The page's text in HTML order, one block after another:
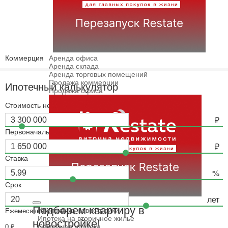
Коммерция
Аренда офиса
Аренда склада
Аренда торговых помещений
Продажа коммерции
Продажа офиса
Ипотека
Ипотечный калькулятор
Ипотека на новостройки
Ипотека на вторичное жилье
Ипотечный калькулятор
Стоимость недвижимости
Первоначальный взнос
Ставка
Срок
Ежемесячный платёж
Подберем квартиру в
новостройке!